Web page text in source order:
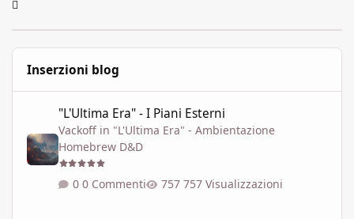
Inserzioni blog
"L'Ultima Era" - I Piani Esterni
Vackoff in "L'Ultima Era" - Ambientazione
Homebrew D&D
0 Commenti 757 Visualizzazioni